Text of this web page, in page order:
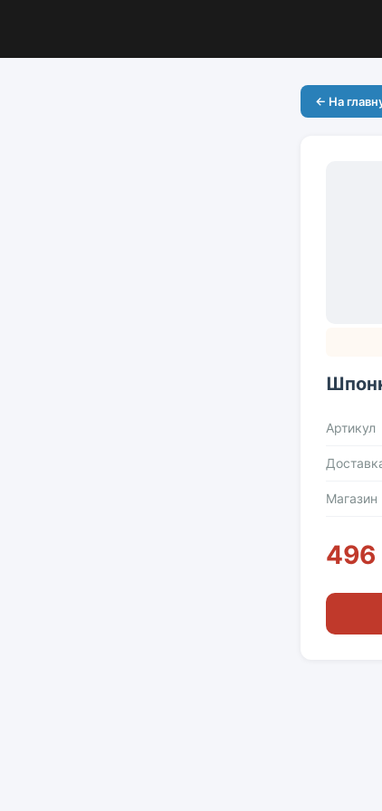
← На
Артикул
Магазин
496